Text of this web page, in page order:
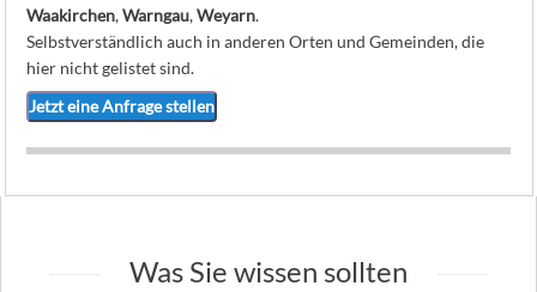
Waakirchen,Warngau,Weyarn.
Selbstverständlich auch in anderen Orten und Gemeinden, die
hier nicht gelistet sind.
Jetzt eine Anfrage stellen
Was Sie wissen sollten